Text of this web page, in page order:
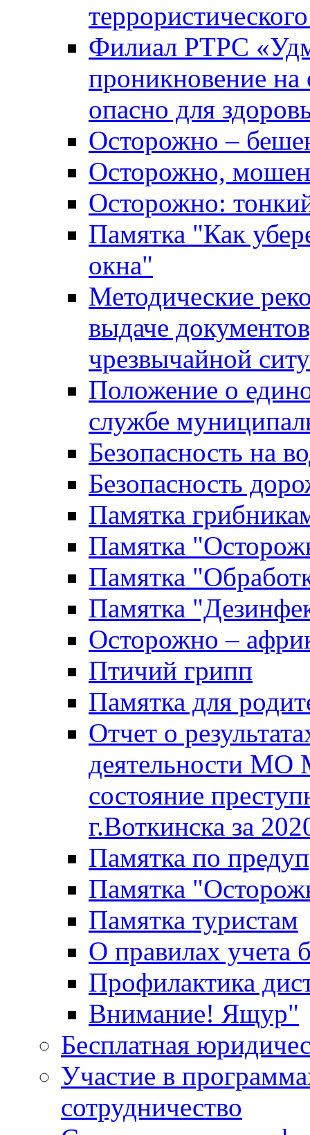
Филиал РТРС
проникновение на
опасно для
Осторожно –
Осторожно,
Осторожно:
Памятка "Как
окна"
Методические
выдаче
чрезвычайной
Положение о
службе
Безопасность на
Безопасность
Памятка
Памятка
Памятка
Памятка
Осторожно –
Птичий грипп
Памятка для
Отчет о
деятельности МО
состояние
г.Воткинска за
Памятка по
Памятка
Памятка туристам
О правилах учета
Профилактика
Внимание! Ящур"
Бесплатная
Участие в
сотрудничество